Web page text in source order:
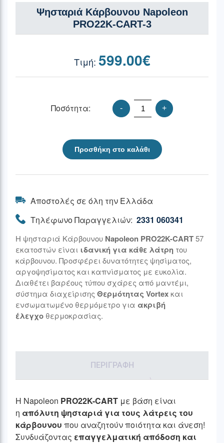
Ψησταριά Κάρβουνου Napoleon
PRO22K-CART-3
599.00€
Ποσότητα: - +
Προσθήκη στο καλάθι
Αποστολές σε όλη την Ελλάδα
Τηλέφωνο Παραγγελιών: 2331 060341
Η ψησταριά Κάρβουνου Napoleon PRO22K-CART57
εκατοστών είναι ιδανική για κάθε λάτρη του
κάρβουνου. Προσφέρει δυνατότητες ψησίματος,
αργοψησίματος και καπνίσματος με ευκολία.
Διαθέτει βαρέους τύπου σχάρες από μαντέμι,
σύστημα διαχείρισης Θερμότητας Vortex και
ενσωματωμένο θερμόμετρο για ακριβή
έλεγχο θερμοκρασίας.
ΠΕΡΙΓΡΑΦΉ
Η Napoleon PRO22K-CART με βάση είναι
η απόλυτη ψησταριά για τους λάτρεις του
κάρβουνου που αναζητούν ποιότητα και άνεση!
Συνδυάζοντας επαγγελματική απόδοση και